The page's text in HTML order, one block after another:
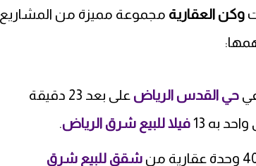
وكن العقارية مجموعة مميزة من المشاريع
حي القدس الرياض
على بعد 23 دقيقة
به 13 فيلا للبيع شرق الرياض.
شقق للبيع شرق